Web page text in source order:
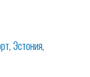
Эстония